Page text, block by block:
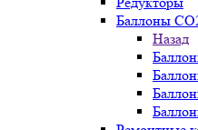
Баллоны
Назад